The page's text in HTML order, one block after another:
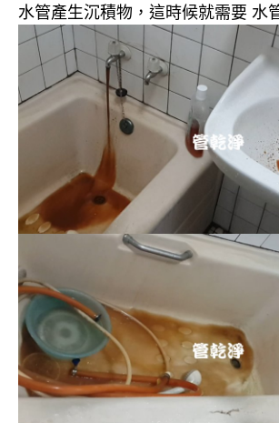
水管產生沉積物，這時候就需要 水